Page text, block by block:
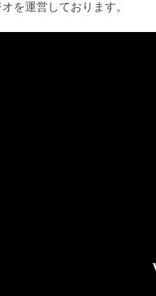
を運営しております。